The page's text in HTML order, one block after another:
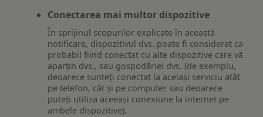
Conectarea mai multor dispozitive
În sprijinul scopurilor explicate în această
notificare, dispozitivul dvs. poate fi considerat ca
probabil fiind conectat cu alte dispozitive care vă
aparțin dvs., sau gospodăriei dvs. (de exemplu,
deoarece sunteți conectat la același serviciu atât
pe telefon, cât și pe computer sau deoarece
puteți utiliza aceeași conexiune la internet pe
ambele dispozitive).